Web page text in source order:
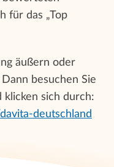
für das „Top
äußern oder
besuchen Sie
klicken sich durch:
deutschland